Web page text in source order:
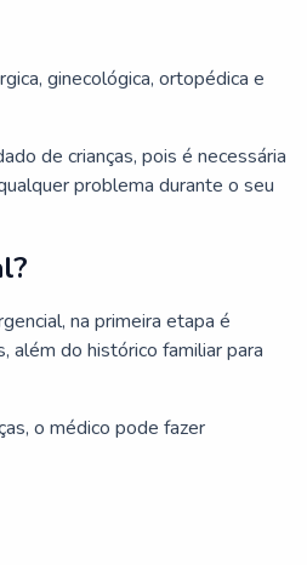
ginecológica, ortopédica e
de crianças, pois é necessária
problema durante o seu
na primeira etapa é
além do histórico familiar para
o médico pode fazer